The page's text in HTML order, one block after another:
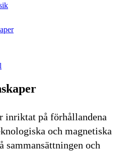
inriktat på förhållandena
och magnetiska
sammansättningen och